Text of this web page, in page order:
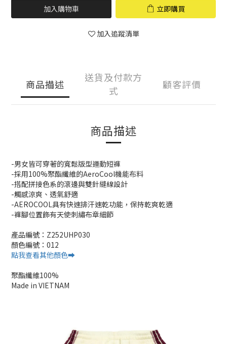
加入購物車 立即購買
加入追蹤清單
商品描述
送貨及付款方
式
顧客評價
商品描述
-男女皆可穿著的寬鬆版型運動短褲
-採用100%聚酯纖維的AeroCool機能布料
-搭配拼接色系的滾邊與雙針縫線設計
-觸感涼爽、透氣舒適
-AEROCOOL具有快速排汗速乾功能，保持乾爽乾適
-褲腳位置飾有天使刺繡布章細節
產品編號：Z252UHP030
顏色編號：012
點我查看其他顏色➡️
聚酯纖維100%
Made in VIETNAM